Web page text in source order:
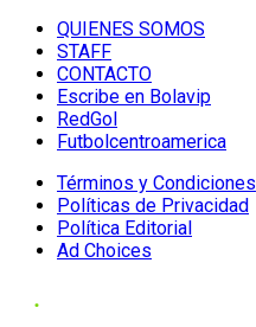
QUIENES SOMOS
STAFF
CONTACTO
Escribe en Bolavip
RedGol
Futbolcentroamerica
Términos y Condiciones
Políticas de Privacidad
Política Editorial
Ad Choices